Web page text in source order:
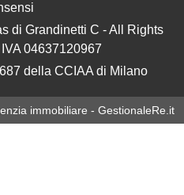
di Grandinetti C - All Rights
04637120967
della CCIAA di Milano
immobiliare - GestionaleRe.it